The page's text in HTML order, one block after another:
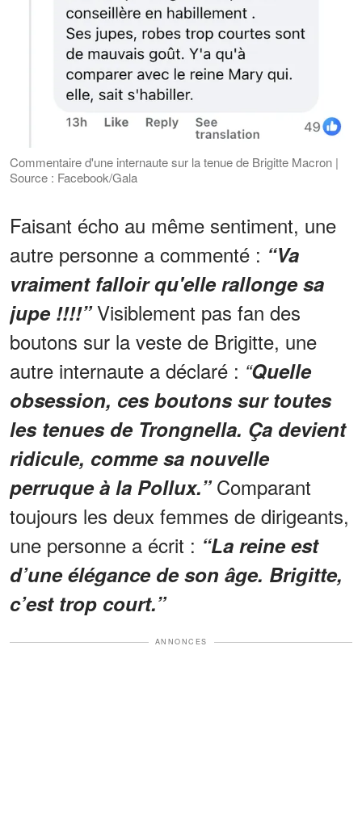
Commentaire d'une internaute sur la tenue de Brigitte Macron |
Source : Facebook/Gala
Faisant écho au même sentiment, une
autre personne a commenté : “Va
vraiment falloir qu'elle rallonge sa
jupe !!!!”Visiblement pas fan des
boutons sur la veste de Brigitte, une
autre internaute a déclaré : “Quelle
obsession, ces boutons sur toutes
les tenues de Trongnella. Ça devient
ridicule, comme sa nouvelle
perruque à la Pollux.”Comparant
toujours les deux femmes de dirigeants,
une personne a écrit : “La reine est
d’une élégance de son âge. Brigitte,
c’est trop court.”
ANNONCES